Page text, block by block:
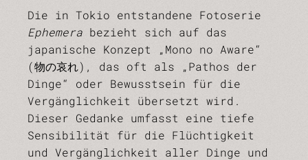
Die in Tokio entstandene Fotoserie
Ephemera bezieht sich auf das
japanische Konzept „Mono no Aware“
(物の哀れ), das oft als „Pathos der
Dinge“ oder Bewusstsein für die
Vergänglichkeit übersetzt wird.
Dieser Gedanke umfasst eine tiefe
Sensibilität für die Flüchtigkeit
und Vergänglichkeit aller Dinge und